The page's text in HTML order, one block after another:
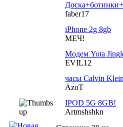
faber17
iPhone 2g 8gb
МЕЧ!
Модем Yota
EVIL12
часы Calvin Klein
AzoT
IPOD 5G 8GB!
Artmshshkn